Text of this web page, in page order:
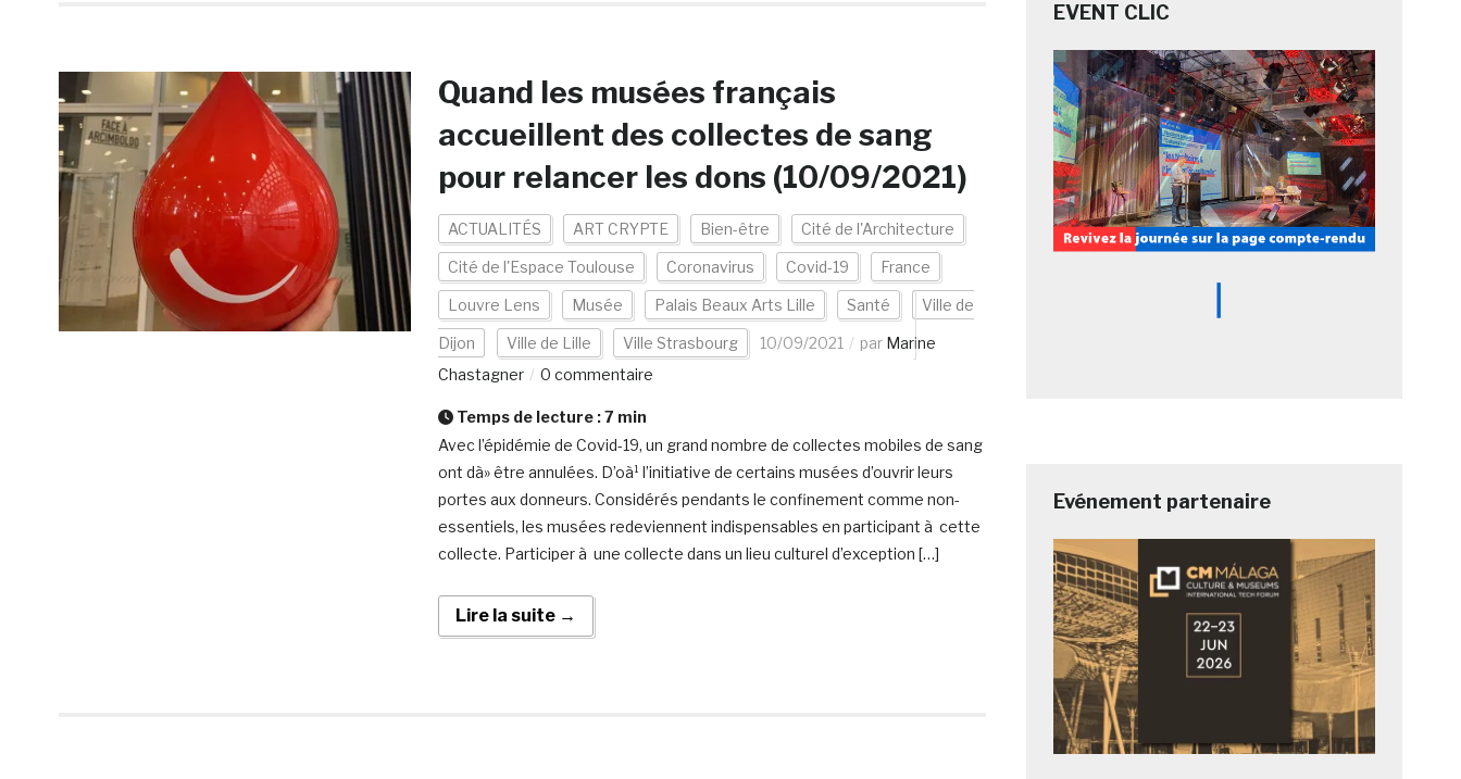
Quand les musées français
accueillent des collectes de sang
pour relancer les dons (10/09/2021)
ACTUALITÉS ART CRYPTE Bien-être Cité de l'Architecture
Cité de l'Espace Toulouse Coronavirus Covid-19 France
Louvre Lens Musée Palais Beaux Arts Lille Santé Ville de
Dijon Ville de Lille Ville Strasbourg 10/09/2021 par Marine
Chastagner
0 commentaire
Temps de lecture :7 min
Avec l’épidémie de Covid-19, un grand nombre de collectes mobiles de sang
ont dà» être annulées. D’oà¹ l’initiative de certains musées d’ouvrir leurs
portes aux donneurs. Considérés pendants le confinement comme non-
essentiels, les musées redeviennent indispensables en participant à cette
collecte. Participer à une collecte dans un lieu culturel d’exception […]
Lire la suite →
EVENT CLIC
Evénement partenaire